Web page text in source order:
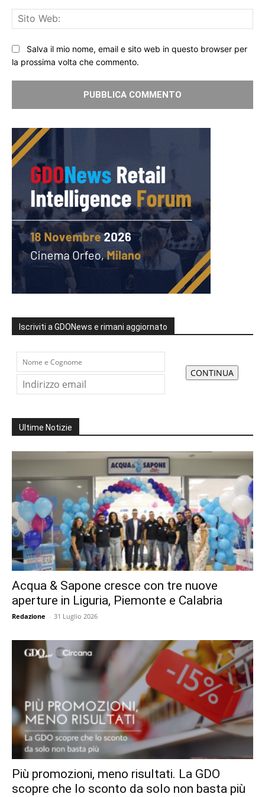
Salva il mio nome, email e sito web in questo browser per
la prossima volta che commento.
Iscriviti a GDONews e rimani aggiornato
Ultime Notizie
Acqua & Sapone cresce con tre nuove
aperture in Liguria, Piemonte e Calabria
Redazione - 31 Luglio 2026
Più promozioni, meno risultati. La GDO
scopre che lo sconto da solo non basta più